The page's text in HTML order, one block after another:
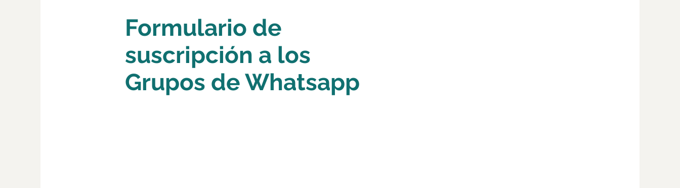
Formulario de
suscripción a los
Grupos de Whatsapp